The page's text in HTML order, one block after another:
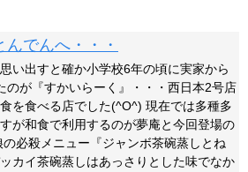
でんへ・・・
い出すと確か小学校6年の頃に実家から
のが『すかいらーく』・・・西日本2号店
を食べる店でした(^O^) 現在では多種多
が和食で利用するのが夢庵と今回登場の
必殺メニュー『ジャンボ茶碗蒸しとね
カイ茶碗蒸しはあっさりとした味でなか